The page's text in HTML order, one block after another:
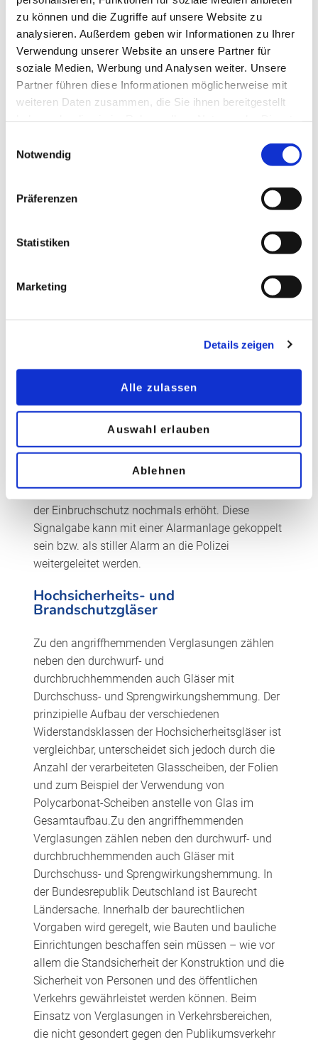
zu können und die Zugriffe auf unsere Website zu
analysieren. Außerdem geben wir Informationen zu Ihrer
Verwendung unserer Website an unsere Partner für
soziale Medien, Werbung und Analysen weiter. Unsere
Partner führen diese Informationen möglicherweise mit
weiteren Daten zusammen, die Sie ihnen bereitgestellt
Notwendig
Präferenzen
Statistiken
Marketing
Details zeigen
Alle zulassen
Auswahl erlauben
Ablehnen
Angriffsflächen von Häusern und Wohnungen auf
ein Minimum reduzieren – und sich durch die
Kombination mit weiteren Funktionen wie Wärme-
und Schallschutz als wahre
Multifunktionsprodukte entpuppen. Auf das Glas
bezogen bieten effektiven Einbruchschutz
Verbund-Sicherheitsgläser aus der CLIMAPLUS
nach der geltenden Norm EN 356 zum Schutz
eingearbeiteten PVB-Folie besonders stabil und
Verglasung im Rahmen. Die DIN EN 356 definiert
verwendeten Werkzeug wie auch der Prüfdauer
abhängen. Diese Sicherheitsklassen reichen von
durchbruchhemmende Verglasungen. Die
einfachste Ausführung ist Sicherheitsglas mit der
Einstufung P1A. Dieses Glas wirkt bereits
durchwurfhemmend; es schützt allerdings wenig
vor dem Einsatz mit Einbruchswerkzeugen. Mehr
Mit einer zusätzlich auf das Glas aufgebrachten
Alarmschleife, die bei Zerstörungsversuchen über
einen elektrischen Anschluss Alarm auslöst, wird
der Einbruchschutz nochmals erhöht. Diese
Signalgabe kann mit einer Alarmanlage gekoppelt
sein bzw. als stiller Alarm an die Polizei
weitergeleitet werden.
Hochsicherheits- und
Brandschutzgläser
Zu den angriffhemmenden Verglasungen zählen
neben den durchwurf- und
durchbruchhemmenden auch Gläser mit
Durchschuss- und Sprengwirkungshemmung. Der
prinzipielle Aufbau der verschiedenen
Widerstandsklassen der Hochsicherheitsgläser ist
vergleichbar, unterscheidet sich jedoch durch die
Anzahl der verarbeiteten Glasscheiben, der Folien
und zum Beispiel der Verwendung von
Polycarbonat-Scheiben anstelle von Glas im
Gesamtaufbau.Zu den angriffhemmenden
Verglasungen zählen neben den durchwurf- und
durchbruchhemmenden auch Gläser mit
Durchschuss- und Sprengwirkungshemmung. In
der Bundesrepublik Deutschland ist Baurecht
Ländersache. Innerhalb der baurechtlichen
Vorgaben wird geregelt, wie Bauten und bauliche
Einrichtungen beschaffen sein müssen – wie vor
allem die Standsicherheit der Konstruktion und die
Sicherheit von Personen und des öffentlichen
Verkehrs gewährleistet werden können. Beim
Einsatz von Verglasungen in Verkehrsbereichen,
die nicht gesondert gegen den Publikumsverkehr